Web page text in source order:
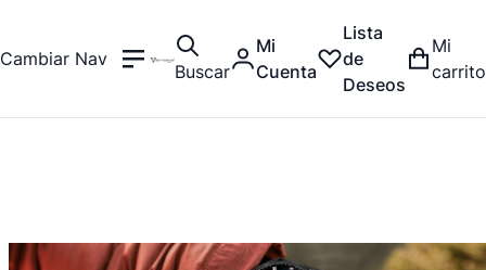
Cambiar Nav
Buscar
Mi
Cuenta
Lista
de
Deseos
Mi
carrito